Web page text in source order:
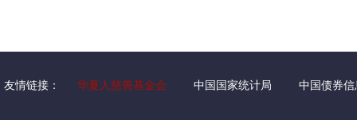
友情链接： 华夏人慈善基金会 中国国家统计局 中国债券信